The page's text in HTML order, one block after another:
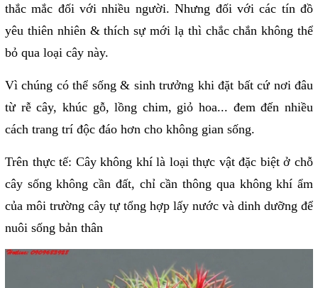
thắc mắc đối với nhiều người. Nhưng đối với các tín đồ
yêu thiên nhiên & thích sự mới lạ thì chắc chắn không thể
bỏ qua loại cây này.
Vì chúng có thể sống & sinh trưởng khi đặt bất cứ nơi đâu
từ rễ cây, khúc gỗ, lồng chim, giỏ hoa... đem đến nhiều
cách trang trí độc đáo hơn cho không gian sống.
Trên thực tế: Cây không khí là loại thực vật đặc biệt ở chỗ
cây sống không cần đất, chỉ cần thông qua không khí ẩm
của môi trường cây tự tổng hợp lấy nước và dinh dưỡng để
nuôi sống bản thân